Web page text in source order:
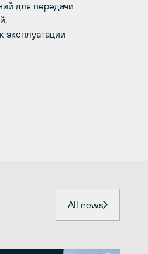
для передачи
эксплуатации
All news